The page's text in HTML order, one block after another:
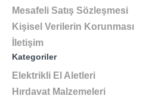
Mesafeli Satış Sözleşmesi
Kişisel Verilerin Korunması
İletişim
Kategoriler
Elektrikli El Aletleri
Hırdavat Malzemeleri